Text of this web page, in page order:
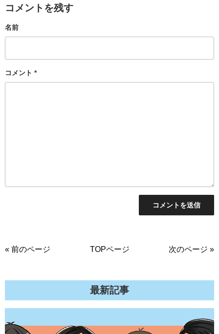
コメントを残す
コメント *
名前
« 前のページ TOPページ 次のページ »
最新記事